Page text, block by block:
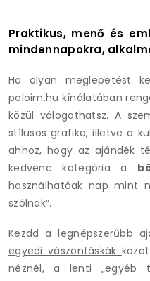
Praktikus, menő és
mindennapokra,
Ha olyan meglepetést
poloim.hu kínálatában
közül válogathatsz. A
stílusos grafika, illetve a
ahhoz, hogy az ajándék
kedvenc kategória a
használhatóak nap mint
szólnak”.
Kezdd a legnépszerűbb
egyedi vászontáskák
néznél, a lenti „egyéb